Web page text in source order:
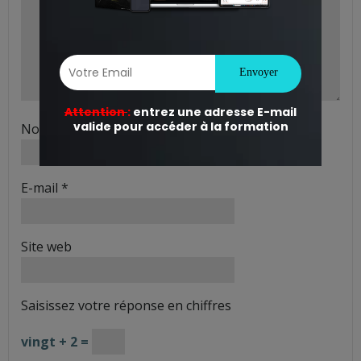
Nom
E-mail *
Site web
Saisissez votre réponse en chiffres
vingt + 2 =